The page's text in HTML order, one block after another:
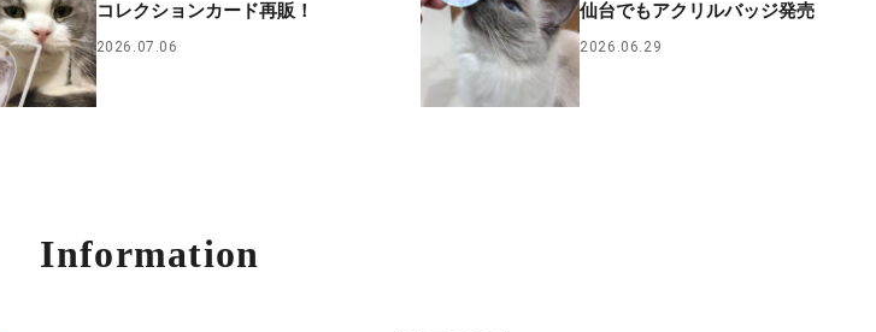
コレクションカード再販！
2026.07.06
仙台でもアクリルバッジ発売
2026.06.29
Information